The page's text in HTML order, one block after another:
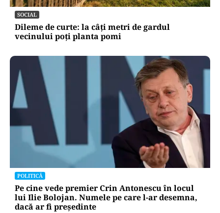
SOCIAL
Dileme de curte: la câți metri de gardul
vecinului poți planta pomi
POLITICĂ
Pe cine vede premier Crin Antonescu în locul
lui Ilie Bolojan. Numele pe care l-ar desemna,
dacă ar fi președinte